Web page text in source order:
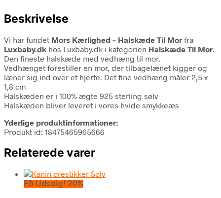
Beskrivelse
Vi har fundet Mors Kærlighed – Halskæde Til Mor fra
Luxbaby.dk hos Luxbaby.dk i kategorien Halskæde Til Mor.
Den fineste halskæde med vedhæng til mor.
Vedhænget forestiller en mor, der tilbagelænet kigger og
læner sig ind over et hjerte. Det fine vedhæng måler 2,5 x
1,8 cm
Halskæden er i 100% ægte 925 sterling sølv
Halskæden bliver leveret i vores hvide smykkeæs
Yderlige produktinformationer:
Produkt id: 18475465965666
Relaterede varer
På Udsalg! 20%